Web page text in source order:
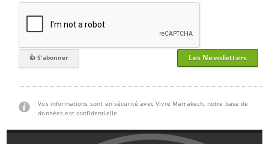
Les Newsletters
Vos informations sont en sécurité avec Vivre Marrakech, notre base de
données est confidentielle.